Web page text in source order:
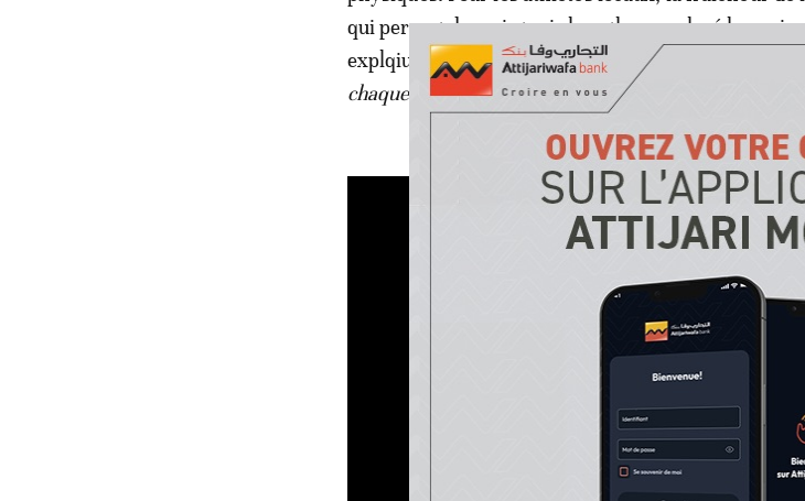
qui permet de maintenir le rythme malgré la
explqiue: «ces jours-ci, il fait chaud et cette plage
chaque descente pour changer d’air et faire mes